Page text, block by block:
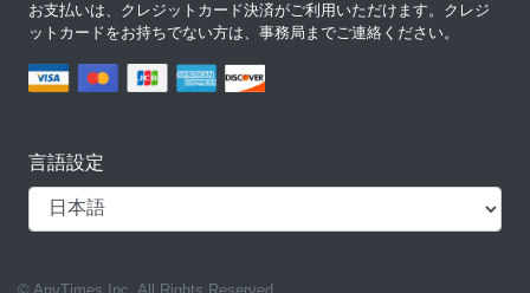
お支払いは、クレジットカード決済がご利用いただけます。クレジ
ットカードをお持ちでない方は、事務局までご連絡ください。
言語設定